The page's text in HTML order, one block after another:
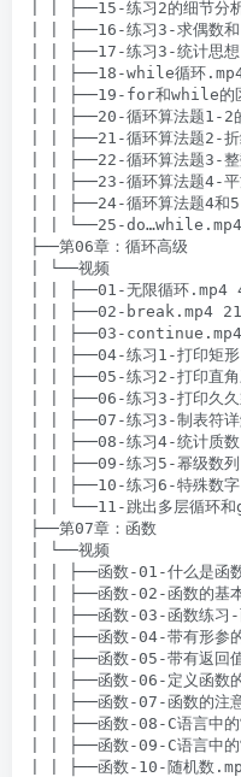
| | ├──15-练习2的细节分
| | ├──16-练习3-求偶数
| | ├──17-练习3-统计思
| | ├──18-while循环
| | ├──19-for和while的
| | ├──20-循环算法题1-2
| | ├──21-循环算法题2-
| | ├──22-循环算法题3-
| | ├──23-循环算法题4-
| | ├──24-循环算法题4和
| | └──25-
├──第06章：循环高级
| └──视频
| | ├──01-无限循环.mp4
| | ├──02-break.mp4
| | ├──03-
| | ├──04-练习1-打印矩
| | ├──05-练习2-打印直
| | ├──06-练习3-打印久
| | ├──07-练习3-制表符
| | ├──08-练习4-统计质
| | ├──09-练习5-幂级数
| | ├──10-练习6-特殊数
| | └──11-跳出多层循环
├──第07章：函数
| └──视频
| | ├──函数-01-什么是函
| | ├──函数-02-函数的基
| | ├──函数-03-函数练习-
| | ├──函数-04-带有形参
| | ├──函数-05-带有返回
| | ├──函数-06-定义函数
| | ├──函数-07-函数的注
| | ├──函数-08-C语言中
| | ├──函数-09-C语言中
| | ├──函数-10-随机数